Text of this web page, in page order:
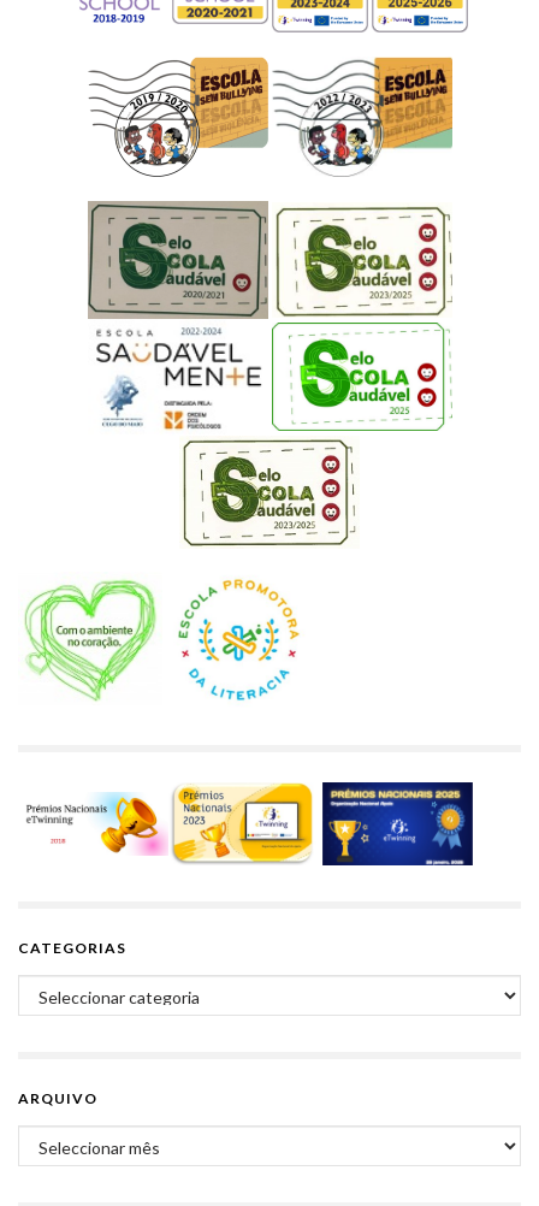
CATEGORIAS
Categorias
ARQUIVO
Arquivo